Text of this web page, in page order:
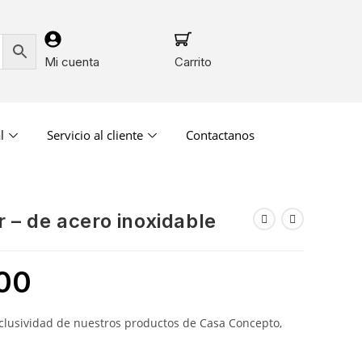
Mi cuenta Carrito
Servicio al cliente Contactanos
– de acero inoxidable
de nuestros productos de Casa Concepto,